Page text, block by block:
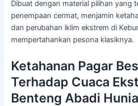
Dibuat dengan material pilihan yang
penempaan cermat, menjamin
dan perubahan iklim ekstrem di
mempertahankan pesona klasiknya.
Ketahanan Pagar
Terhadap Cuaca
Benteng Abadi